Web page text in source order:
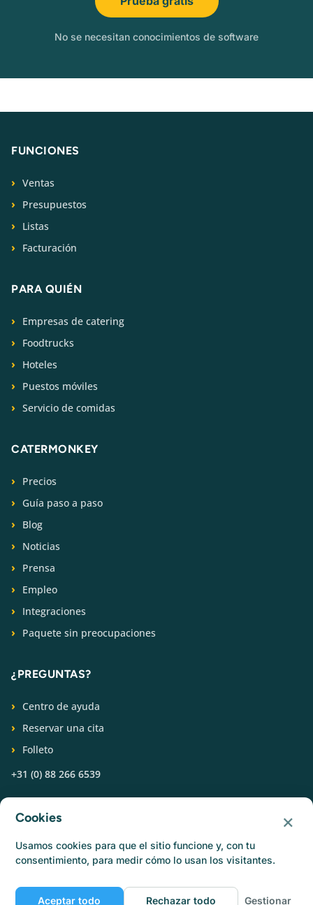
No se necesitan conocimientos de software
FUNCIONES
Ventas
Presupuestos
Listas
Facturación
PARA QUIÉN
Empresas de catering
Foodtrucks
Hoteles
Puestos móviles
Servicio de comidas
CATERMONKEY
Precios
Guía paso a paso
Blog
Noticias
Prensa
Empleo
Integraciones
Paquete sin preocupaciones
¿PREGUNTAS?
Centro de ayuda
Reservar una cita
Folleto
+31 (0) 88 266 6539
Cookies ×
Usamos cookies para que el sitio funcione y, con tu
consentimiento, para medir cómo lo usan los visitantes.
Aceptar todo Rechazar todo Gestionar